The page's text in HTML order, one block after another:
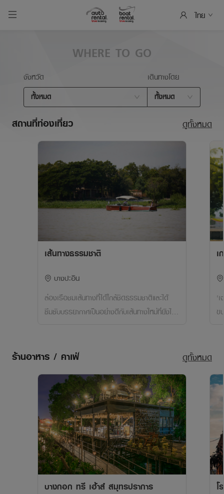
ไทย
WHERE TO GO
จังหวัด
ทั้งหมด
เดินทางโดย
ทั้งหมด
สถานที่ท่องเที่ยว ดูทั้งหมด
เส้นทางธรรมชาติ
บางปะอิน
ล่องเรือชมเส้นทางที่ได้ใกล้ชิดธรรมชาติและได้
ซึมซับบรรยากาศเป็นอย่างดีกับเส้นทางใหม่ที่ยังไม่มี
เ
‘
ข
ร้านอาหาร / คาเฟ่ ดูทั้งหมด
บางกอก ทรี เฮ้าส์ สมุทรปราการ โ